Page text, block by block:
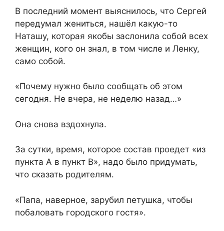
В последний момент выяснилось, что Сергей
передумал жениться, нашёл какую-то
Наташу, которая якобы заслонила собой всех
женщин, кого он знал, в том числе и Ленку,
само собой.
«Почему нужно было сообщать об этом
сегодня. Не вчера, не неделю назад…»
Она снова вздохнула.
За сутки, время, которое состав проедет «из
пункта А в пункт В», надо было придумать,
что сказать родителям.
«Папа, наверное, зарубил петушка, чтобы
побаловать городского гостя».